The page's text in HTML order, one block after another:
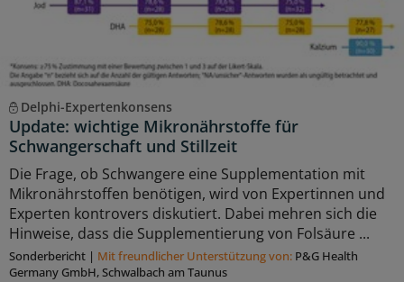
Delphi-Expertenkonsens
Update: wichtige Mikronährstoffe für
Schwangerschaft und Stillzeit
Die Frage, ob Schwangere eine Supplementation mit
Mikronährstoffen benötigen, wird von Expertinnen und
Experten kontrovers diskutiert. Dabei mehren sich die
Hinweise, dass die Supplementierung von Folsäure ...
Sonderbericht | Mit freundlicher Unterstützung von: P&G Health
Germany GmbH, Schwalbach am Taunus